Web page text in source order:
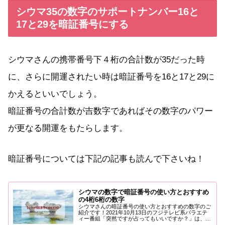
シウマ35の数字のサポートナンバー16と
17と29を暗証番号にする
シウマさんの携帯番号下４桁の合計数が35だった時
に、さらに開運されたい時は暗証番号を16と17と29に
かえるといいでしょう。
暗証番号の合計数が吉数字であればその数字のパワー
が更なる開運をもたらします。
暗証番号については下記の記事も読んで下さいね！
シウマの数字で暗証番号の使い方とおすすめ
の4桁6桁の数字
シウマさんの暗証番号の使い方とおすすめの数字のご
紹介です！2021年10月13日のフジテレビ系バラエテ
ィー番組「突然ですが占ってもいいですか？」は、俳